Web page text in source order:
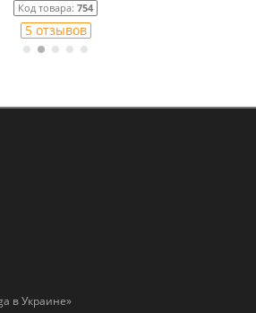
Код товара: 754
5 отзывов
в Украине»